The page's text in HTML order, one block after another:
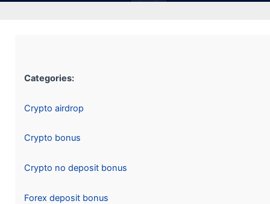
Categories:
Crypto airdrop
Crypto bonus
Crypto no deposit bonus
Forex deposit bonus